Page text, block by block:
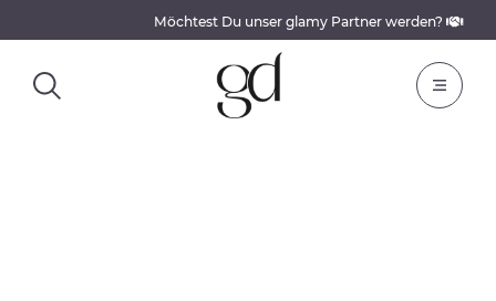
Möchtest Du unser glamy Partner werden?